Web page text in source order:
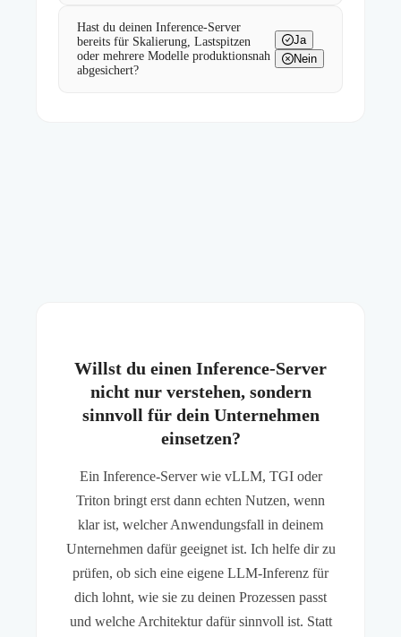
Hast du deinen Inference-Server
bereits für Skalierung, Lastspitzen
oder mehrere Modelle produktionsnah
abgesichert?
Ja
Nein
Willst du einen Inference-Server
nicht nur verstehen, sondern
sinnvoll für dein Unternehmen
einsetzen?
Ein Inference-Server wie vLLM, TGI oder
Triton bringt erst dann echten Nutzen, wenn
klar ist, welcher Anwendungsfall in deinem
Unternehmen dafür geeignet ist. Ich helfe dir zu
prüfen, ob sich eine eigene LLM-Inferenz für
dich lohnt, wie sie zu deinen Prozessen passt
und welche Architektur dafür sinnvoll ist. Statt